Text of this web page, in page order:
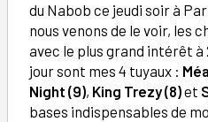
du Nabob ce jeudi soir à
nous venons de le voir, les
avec le plus grand intérêt à
jour sont mes 4 tuyaux :
Night (9), King Trezy (8)et
bases indispensables de